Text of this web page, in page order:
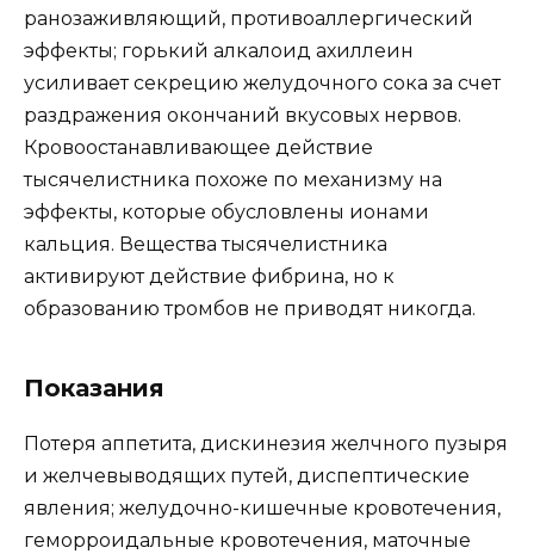
ранозаживляющий, противоаллергический
эффекты; горький алкалоид ахиллеин
усиливает секрецию желудочного сока за счет
раздражения окончаний вкусовых нервов.
Кровоостанавливающее действие
тысячелистника похоже по механизму на
эффекты, которые обусловлены ионами
кальция. Вещества тысячелистника
активируют действие фибрина, но к
образованию тромбов не приводят никогда.
Показания
Потеря аппетита, дискинезия желчного пузыря
и желчевыводящих путей, диспептические
явления; желудочно-кишечные кровотечения,
геморроидальные кровотечения, маточные